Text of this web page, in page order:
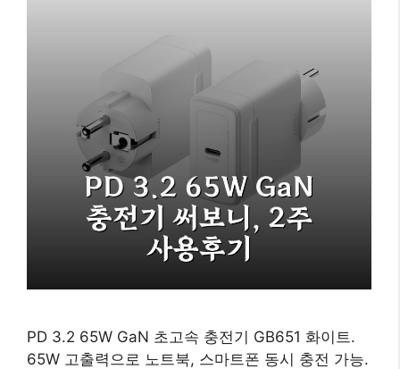
PD 3.2 65W GaN 초고속 충전기 GB651 화이트.
65W 고출력으로 노트북, 스마트폰 동시 충전 가능.